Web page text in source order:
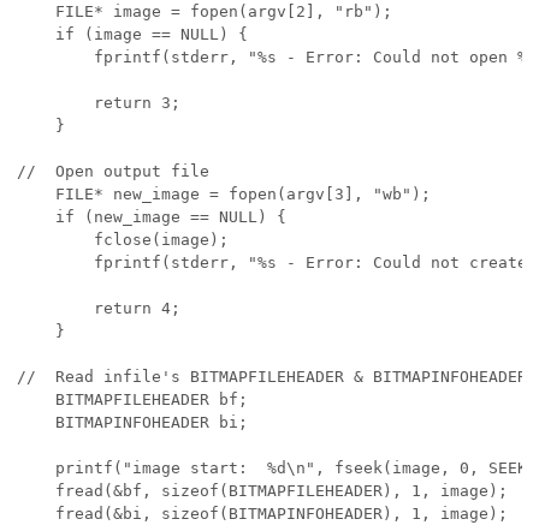
FILE* image = fopen(argv[2], "rb");
if (image == NULL) {
fprintf(stderr, "%s - Error: Could not open
return 3;
}
//  Open output file
FILE* new_image = fopen(argv[3], "wb");
if (new_image == NULL) {
fclose(image);
fprintf(stderr, "%s - Error: Could not create
return 4;
}
//  Read infile's BITMAPFILEHEADER & BITMAPINFOHEADER
BITMAPFILEHEADER bf;
BITMAPINFOHEADER bi;
printf("image start:  %d\n", fseek(image, 0,
fread(&bf, sizeof(BITMAPFILEHEADER), 1, image);
fread(&bi, sizeof(BITMAPINFOHEADER), 1, image);